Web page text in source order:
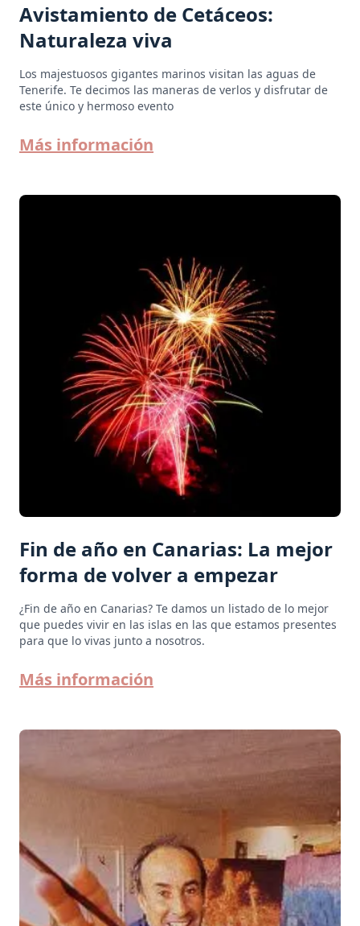
Avistamiento de Cetáceos:
Naturaleza viva
Los majestuosos gigantes marinos visitan las aguas de
Tenerife. Te decimos las maneras de verlos y disfrutar de
este único y hermoso evento
Más información
Fin de año en Canarias: La mejor
forma de volver a empezar
¿Fin de año en Canarias? Te damos un listado de lo mejor
que puedes vivir en las islas en las que estamos presentes
para que lo vivas junto a nosotros.
Más información